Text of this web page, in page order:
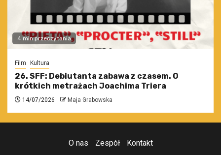
4 min przeczytania
Film Kultura
26. SFF: Debiutanta zabawa z czasem. O
krótkich metrażach Joachima Triera
14/07/2026 Maja Grabowska
O nas Zespół Kontakt